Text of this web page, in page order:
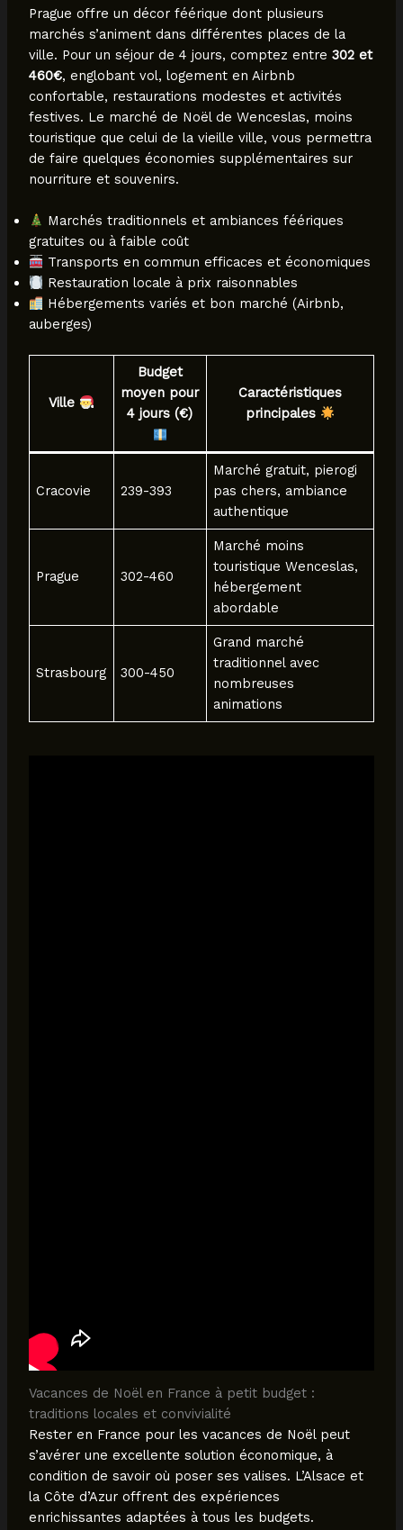
Prague offre un décor féérique dont plusieurs
marchés s’animent dans différentes places de la
ville. Pour un séjour de 4 jours, comptez entre 302 et
460€, englobant vol, logement en Airbnb
confortable, restaurations modestes et activités
festives. Le marché de Noël de Wenceslas, moins
touristique que celui de la vieille ville, vous permettra
de faire quelques économies supplémentaires sur
nourriture et souvenirs.
Marchés traditionnels et ambiances féériques
gratuites ou à faible coût
Transports en commun efficaces et économiques
Restauration locale à prix raisonnables
Hébergements variés et bon marché (Airbnb,
auberges)
Ville
Budget
moyen pour
4 jours (€)
Caractéristiques
principales
Cracovie 239-393
Marché gratuit, pierogi
pas chers, ambiance
authentique
Prague 302-460
Marché moins
touristique Wenceslas,
hébergement
abordable
Strasbourg 300-450
Grand marché
traditionnel avec
nombreuses
animations
Vacances de Noël en France à petit budget :
traditions locales et convivialité
Rester en France pour les vacances de Noël peut
s’avérer une excellente solution économique, à
condition de savoir où poser ses valises. L’Alsace et
la Côte d’Azur offrent des expériences
enrichissantes adaptées à tous les budgets.